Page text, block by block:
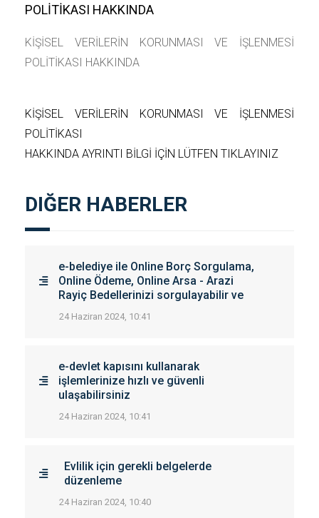
POLİTİKASI HAKKINDA
KİŞİSEL VERİLERİN KORUNMASI VE İŞLENMESİ
POLİTİKASI HAKKINDA
KİŞİSEL VERİLERİN KORUNMASI VE İŞLENMESİ
POLİTİKASI
HAKKINDA AYRINTI BİLGİ İÇİN LÜTFEN TIKLAYINIZ
DIĞER HABERLER
e-belediye ile Online Borç Sorgulama,
Online Ödeme, Online Arsa - Arazi
Rayiç Bedellerinizi sorgulayabilir ve
24 Haziran 2024, 10:41
e-devlet kapısını kullanarak
işlemlerinize hızlı ve güvenli
ulaşabilirsiniz
24 Haziran 2024, 10:41
Evlilik için gerekli belgelerde
düzenleme
24 Haziran 2024, 10:40